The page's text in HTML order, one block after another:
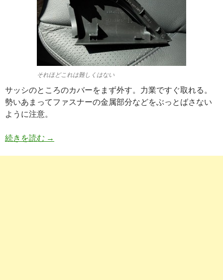
それほどこれは難しくはない
サッシのところのカバーをまず外す。力業ですぐ取れる。
勢いあまってファスナーの金属部分などをぶっとばさない
ように注意。
続きを読む VEZELのスピーカーを交換
→